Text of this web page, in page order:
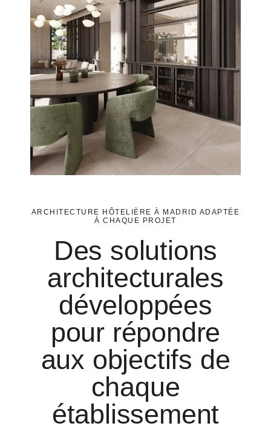
ARCHITECTURE HÔTELIÈRE À MADRID ADAPTÉE
À CHAQUE PROJET
Des solutions
architecturales
développées
pour répondre
aux objectifs de
chaque
établissement